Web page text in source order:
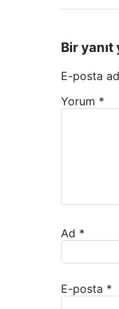
Bir yanıt
E-posta
Yorum *
Ad *
E-posta *